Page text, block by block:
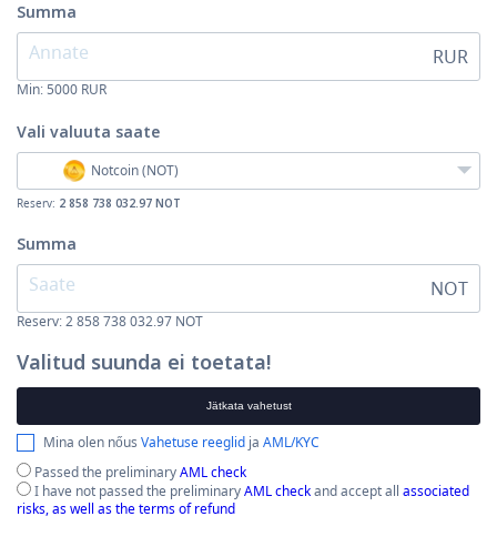
Summa
RUR
Min: 5000 RUR
Vali valuuta saate
Notcoin (NOT)
Reserv: 2 858 738 032.97 NOT
Summa
NOT
Reserv: 2 858 738 032.97 NOT
Valitud suunda ei toetata!
Jätkata vahetust
Mina olen nőus Vahetuse reeglid ja AML/KYC
Passed the preliminaryAML check
I have not passed the preliminaryAML checkand accept all associated
risks, as well as the terms of refund